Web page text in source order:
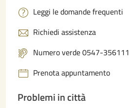
Leggi le domande frequenti
Richiedi assistenza
Numero verde 0547-356111
Prenota appuntamento
Problemi in città